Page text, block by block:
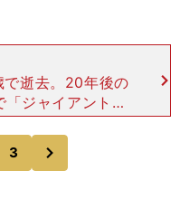
逝去。20年後の
ジャイアント馬
が、猪木はそれ
最後に会った時の
のページへ3